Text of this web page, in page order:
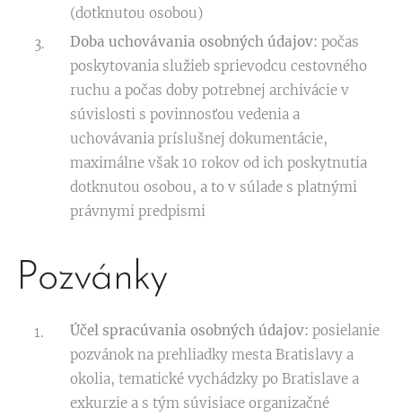
(dotknutou osobou)
Doba uchovávania osobných údajov: počas
poskytovania služieb sprievodcu cestovného
ruchu a počas doby potrebnej archivácie v
súvislosti s povinnosťou vedenia a
uchovávania príslušnej dokumentácie,
maximálne však 10 rokov od ich poskytnutia
dotknutou osobou, a to v súlade s platnými
právnymi predpismi
Pozvánky
Účel spracúvania osobných údajov: posielanie
pozvánok na prehliadky mesta Bratislavy a
okolia, tematické vychádzky po Bratislave a
exkurzie a s tým súvisiace organizačné